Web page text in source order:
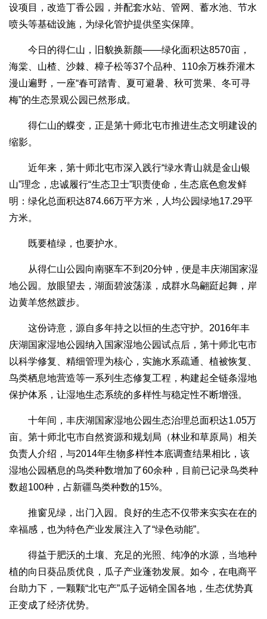
设项目，改造丁香公园，并配套水站、管网、蓄水池、节水
喷头等基础设施，为绿化管护提供坚实保障。
今日的得仁山，旧貌换新颜——绿化面积达8570亩，
海棠、山楂、沙棘、樟子松等37个品种、110余万株乔灌木
漫山遍野，一座“春可踏青、夏可避暑、秋可赏果、冬可寻
梅”的生态景观公园已然形成。
得仁山的蝶变，正是第十师北屯市推进生态文明建设的
缩影。
近年来，第十师北屯市深入践行“绿水青山就是金山银
山”理念，忠诚履行“生态卫士”职责使命，生态底色愈发鲜
明：绿化总面积达874.66万平方米，人均公园绿地17.29平
方米。
既要植绿，也要护水。
从得仁山公园向南驱车不到20分钟，便是丰庆湖国家湿
地公园。放眼望去，湖面碧波荡漾，成群水鸟翩跹起舞，岸
边黄羊悠然踱步。
这份诗意，源自多年持之以恒的生态守护。2016年丰
庆湖国家湿地公园纳入国家湿地公园试点后，第十师北屯市
以科学修复、精细管理为核心，实施水系疏通、植被恢复、
鸟类栖息地营造等一系列生态修复工程，构建起全链条湿地
保护体系，让湿地生态系统的多样性与稳定性不断增强。
十年间，丰庆湖国家湿地公园生态治理总面积达1.05万
亩。第十师北屯市自然资源和规划局（林业和草原局）相关
负责人介绍，与2014年生物多样性本底调查结果相比，该
湿地公园栖息的鸟类种数增加了60余种，目前已记录鸟类种
数超100种，占新疆鸟类种数的15%。
推窗见绿，出门入园。良好的生态不仅带来实实在在的
幸福感，也为特色产业发展注入了“绿色动能”。
得益于肥沃的土壤、充足的光照、纯净的水源，当地种
植的向日葵品质优良，瓜子产业蓬勃发展。如今，在电商平
台助力下，一颗颗“北屯产”瓜子远销全国各地，生态优势真
正变成了经济优势。